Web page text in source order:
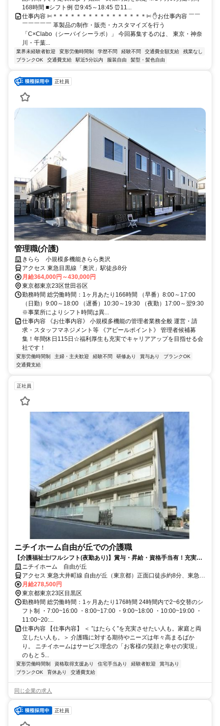
168時間 ■シフト例 ⏰9:45～18:45 ⏰11...
仕事内容 ✄＊＊＊＊＊＊＊＊＊＊＊＊＊＊＊＊✄ ✋お仕事内容 ￣￣
￣￣￣￣￣ 革製品の制作・販売・カスタマイズを行う
「C×Clabo（シーバイシーラボ）」 今回募集するのは、 東京・神奈
川・千葉...
業界未経験者歓迎 変形労働時間制 学歴不問 経験不問 交通費全額支給
残業なし
ブランクOK
交通費支給 駅近5分以内 服装自由 髪型・髪色自由
正社員
管理職(介護)
きらら 小規模多機能きらら奥沢
アクセス 東急目黒線「奥沢」駅徒歩8分
月給364,000円～430,000円
東京都東京23区世田谷区
勤務時間 総労働時間：1ヶ月あたり166時間 （早番）8:00～17:00
（日勤）9:00～18:00 （遅番）10:30～19:30 （夜勤）17:00～翌9:30
※事業所によりシフト時間は異...
仕事内容 《お仕事内容》 小規模多機能の管理者業務全般 運営・請
求・スタッフマネジメント等 《アピールポイント》 管理者候補募
集！年間休日115日☆福利厚生も充実でキャリアアップを目指せる会
社です！
変形労働時間制 主婦・主夫歓迎 経験不問 研修あり 賞与あり
ブランクOK
交通費支給
正社員
ニチイホーム自由が丘での介護職
【介護福祉士/フルシフト(夜勤あり)】賞与・昇給・資格手当有！充実の
福利厚生◎資格取得支援でキャリアアップも目指せる！
ニチイホーム 自由が丘
アクセス 東急大井町線 自由が丘（東京都）正面口徒歩約8分、東急東
横線 自由が丘（東京都）正面口徒歩約8分、東急東横線 都立大学北口
徒歩約13分
月給278,500円
東京都東京23区目黒区
勤務時間 総労働時間：1ヶ月あたり176時間 24時間内で2~6交替のシ
フト制 ・7:00~16:00 ・8:00~17:00 ・9:00~18:00 ・10:00~19:00 ・
11:00~20:...
仕事内容 【仕事内容】 ＜ ”はたらく”を充実させたい人も。家庭と両
立したい人も。＞ 介護職に対する期待やニーズは年々高まるばか
り。 ニチイホームはサービス理念の「お客様の笑顔と幸せの実現」
のもと 5...
変形労働時間制 資格取得支援あり 住宅手当あり 経験者歓迎
賞与あり
ブランクOK
育休あり 交通費支給
同じ企業の求人
正社員